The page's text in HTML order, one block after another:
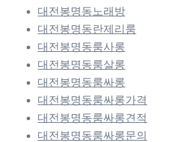
대전봉명동노래방
대전봉명동란제리룸
대전봉명동룸사롱
대전봉명동룸살롱
대전봉명동룸싸롱
대전봉명동룸싸롱가격
대전봉명동룸싸롱견적
대전봉명동룸싸롱문의